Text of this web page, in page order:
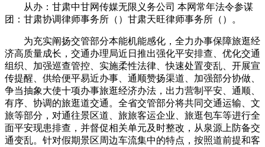
从办：甘肃中甘网传媒无限义务公司 本网常年法令参谋
团：甘肃协调律师事务所（）甘肃天旺律师事务所（）。
为充实阐扬交管部分本能机能感化，全力办事保障旅逛经
济高质量成长，交通办理局近日推出强化平安排查、优化交通
组织、加强巡查管控、实施柔性法律、快速处置变乱、开展宣
传提醒、供给便平易近办事、通顺赞扬渠道、加强部分协做、
争当抽象大使十项办事旅逛经济办法，出力营制平安、通顺、
有序、协调的旅逛道交通。全省交管部分将共同交通运输、文
旅等部分，对通往景区道、旅旅客运企业、旅逛包车等进行全
面平安现患排查，并督促相关单元及时整改，从泉源上防备交
通变乱。针对假期景区周边车流集中的特点，按照道前提和客